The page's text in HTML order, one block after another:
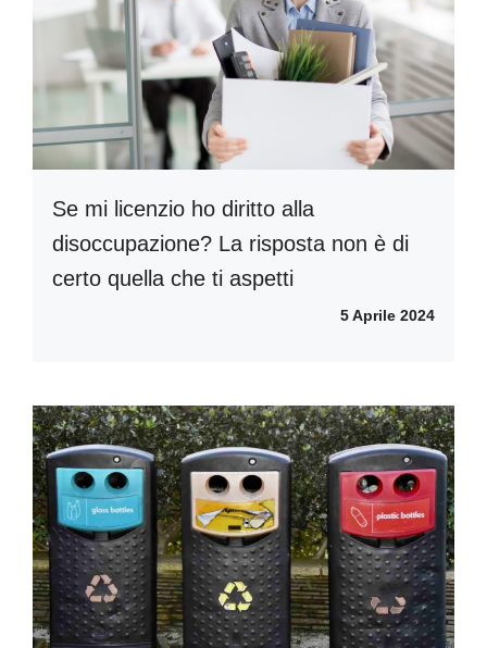
Se mi licenzio ho diritto alla
disoccupazione? La risposta non è di
certo quella che ti aspetti
5 Aprile 2024